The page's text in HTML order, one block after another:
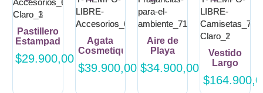
Pastillero
Estampado
$29.900,00
Agata
Cosmetiquera
Multiusos.
$39.900,00
Aire de
Playa
Ambientador
de Hogar
$34.900,00
Vestido
Largo
Abertura